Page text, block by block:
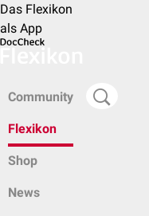
Das Flexikon
als App
Community
Flexikon
Shop
News